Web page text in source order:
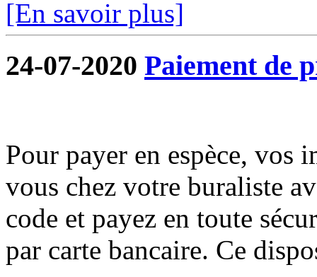
[En savoir plus]
24-07-2020 Paiement de
Pour payer en espèce, vos
vous chez votre buraliste
code et payez en toute
par carte bancaire. Ce